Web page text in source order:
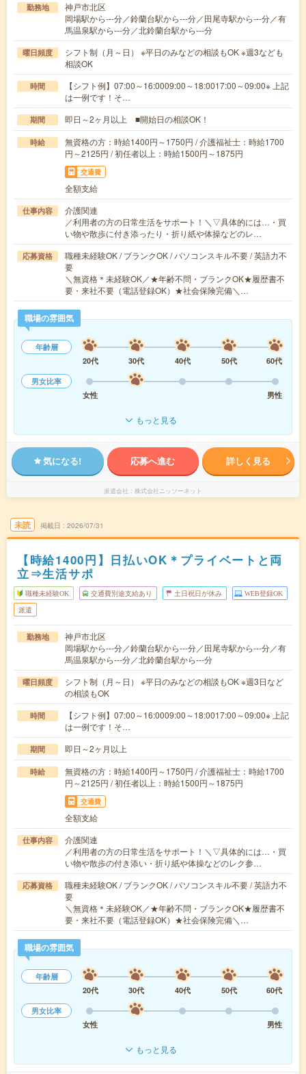
勤務地
神戸市北区
岡場駅から---分／鈴蘭台駅から---分／田尾寺駅から---分／有
馬温泉駅から---分／北鈴蘭台駅から---分
曜日頻度
シフト制（月～日） ※平日のみなどの相談もOK ※週3なども
相談OK
時間
【シフト例】07:00～16:0009:00～18:0017:00～09:00※ 上記
は一例です！そ…
期間 即日～2ヶ月以上 ■開始日の相談OK！
時給
無資格の方：時給1400円～1750円 / 介護福祉士：時給1700
円～2125円 / 初任者以上：時給1500円～1875円
交通費
全額支給
仕事内容
介護関連
／利用者の方の日常生活をサポート！＼▽具体的には…・買
い物や散歩に付き添ったり・折り紙や体操などのレ…
応募資格
職種未経験OK / ブランクOK / パソコンスキル不要 / 英語力不
要
＼無資格＊未経験OK／★年齢不問・ブランクOK★履歴書不
要・来社不要（電話登録OK）★社会保険完備＼…
職場の雰囲気
年齢層
20代
30代 40代 50代
60代
男女比率
女性
男性
もっと見る
気になる! 応募へ進む 詳しく見る
派遣会社 株式会社ニッソーネット
未読 掲載日 2026/07/31
【時給1400円】日払いOK＊プライベートと両
立⇒生活サポ
職種未経験OK 交通費別途支給あり 土日祝日が休み WEB登録OK
派遣
勤務地
神戸市北区
岡場駅から---分／鈴蘭台駅から---分／田尾寺駅から---分／有
馬温泉駅から---分／北鈴蘭台駅から---分
曜日頻度
シフト制（月～日） ※平日のみなどの相談もOK ※週3日など
の相談もOK
時間
【シフト例】07:00～16:0009:00～18:0017:00～09:00※ 上記
は一例です！そ…
期間 即日～2ヶ月以上
時給
無資格の方：時給1400円～1750円 / 介護福祉士：時給1700
円～2125円 / 初任者以上：時給1500円～1875円
交通費
全額支給
仕事内容
介護関連
／利用者の方の日常生活をサポート！＼▽具体的には…・買
い物や散歩の付き添い・折り紙や体操などのレク参…
応募資格
職種未経験OK / ブランクOK / パソコンスキル不要 / 英語力不
要
＼無資格＊未経験OK／★年齢不問・ブランクOK★履歴書不
要・来社不要（電話登録OK）★社会保険完備＼…
職場の雰囲気
年齢層
20代
30代 40代 50代
60代
男女比率
女性
男性
もっと見る